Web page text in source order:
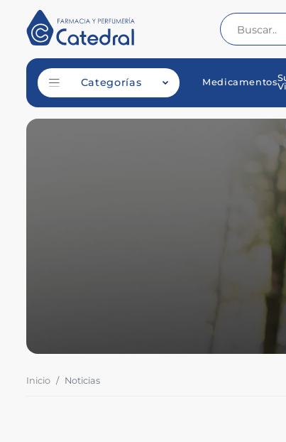
Categorías Medicamentos
Inicio Noticias